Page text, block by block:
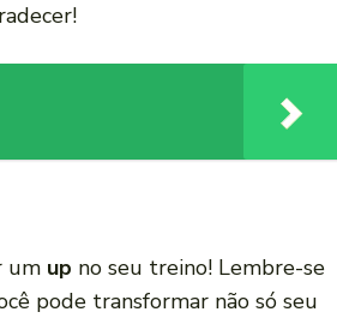
um up no seu treino! Lembre-se
pode transformar não só seu